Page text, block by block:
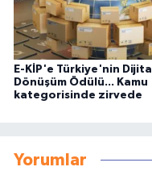
E-KİP'e Türkiye'nin Dijital
Dönüşüm Ödülü... Kamu
kategorisinde zirvede
Yorumlar